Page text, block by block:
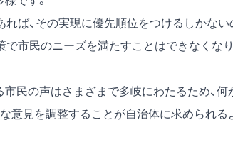
れば、その実現に優先順位をつけるしかない
で市民のニーズを満たすことはできなくなり
民の声はさまざまで多岐にわたるため、何
意見を調整することが自治体に求められる